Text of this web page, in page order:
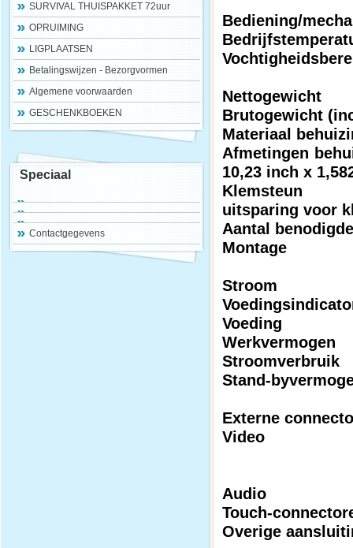
SURVIVAL THUISPAKKET 72uur
OPRUIMING
LIGPLAATSEN
Betalingswijzen - Bezorgvormen
Algemene voorwaarden
GESCHENKBOEKEN
Speciaal
Contactgegevens
Bediening/
Nettogewicht
Brutogewicht
Materiaal
Afmetingen
10,23 inch x
Klemsteun
uitsparing voor
Aantal
Montage
Stroom
Voeding
Werkvermogen
Stroomverbruik
Stand-
Externe
Video
Audio
Touch-
Overige